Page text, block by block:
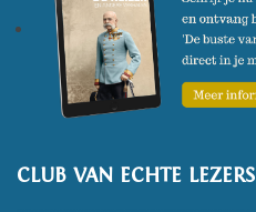
CLUB VAN ECHTE LEZERS